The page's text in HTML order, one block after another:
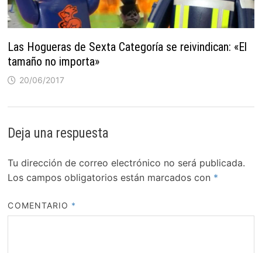
Las Hogueras de Sexta Categoría se reivindican: «El
tamaño no importa»
20/06/2017
Deja una respuesta
Tu dirección de correo electrónico no será publicada.
Los campos obligatorios están marcados con *
COMENTARIO *